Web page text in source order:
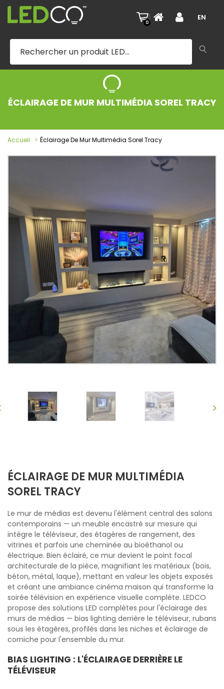
0
| EN
ÉCLAIRAGE DE MUR MULTIMÉDIA SOREL TRACY
Accueil Éclairage De Mur Multimédia Sorel Tracy
ÉCLAIRAGE DE MUR MULTIMÉDIA
SOREL TRACY
Le mur de médias est devenu l'élément central des salons
contemporains — un meuble encastré sur mesure qui
intègre le téléviseur, des étagères de rangement, des
vitrines et parfois une cheminée au bioéthanol ou
électrique. Bien éclairé, ce mur devient le point focal
architecturale de la pièce, magnifiant les matériaux (bois,
béton, métal, laque), mettant en valeur les objets exposés
et créant une ambiance cinéma maison qui transforme la
soirée télévision en expérience visuelle complète. LEDCO
propose des solutions LED complètes pour l'éclairage des
murs de médias — bias lighting derrière le téléviseur, rubans
sous les étagères, profilés dans les niches et éclairage de
corniche pour l'ensemble du mur.
BIAS LIGHTING : L'ÉCLAIRAGE DERRIÈRE LE
TÉLÉVISEUR